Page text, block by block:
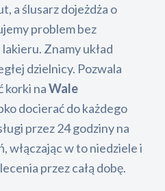
a ślusarz dojeżdża o
problem bez
Znamy układ
dzielnicy. Pozwala
korki naWale
docierać do każdego
przez 24 godziny na
włączając w to niedziele i
przez całą dobę.